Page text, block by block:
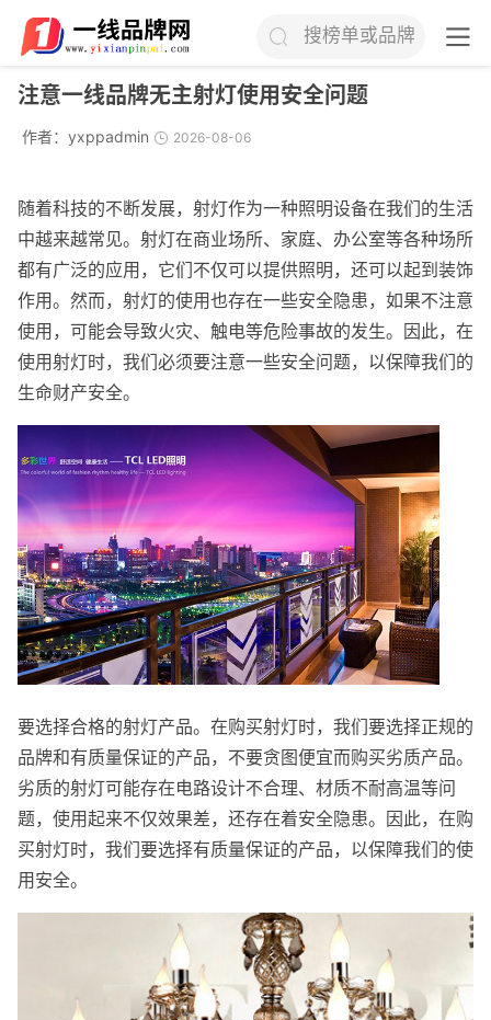
搜榜单或品牌
注意一线品牌无主射灯使用安全问题
作者： yxppadmin 2026-08-06
随着科技的不断发展，射灯作为一种照明设备在我们的生活
中越来越常见。射灯在商业场所、家庭、办公室等各种场所
都有广泛的应用，它们不仅可以提供照明，还可以起到装饰
作用。然而，射灯的使用也存在一些安全隐患，如果不注意
使用，可能会导致火灾、触电等危险事故的发生。因此，在
使用射灯时，我们必须要注意一些安全问题，以保障我们的
生命财产安全。
要选择合格的射灯产品。在购买射灯时，我们要选择正规的
品牌和有质量保证的产品，不要贪图便宜而购买劣质产品。
劣质的射灯可能存在电路设计不合理、材质不耐高温等问
题，使用起来不仅效果差，还存在着安全隐患。因此，在购
买射灯时，我们要选择有质量保证的产品，以保障我们的使
用安全。